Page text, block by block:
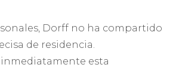
Dorff no ha compartido
de residencia.
esta